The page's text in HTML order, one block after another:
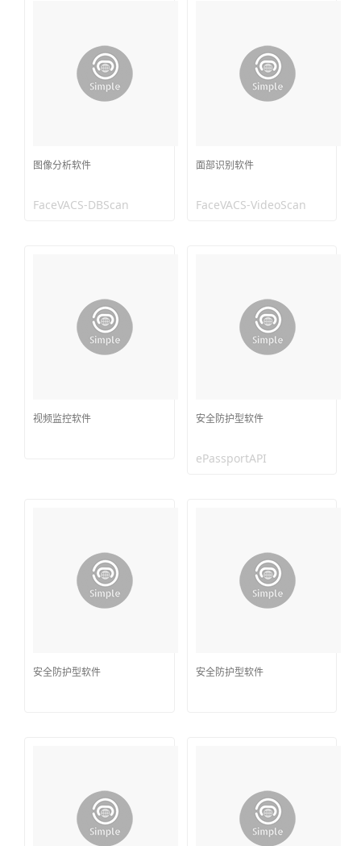
图像分析软件
FaceVACS-DBScan
面部识别软件
FaceVACS-VideoScan
视频监控软件 安全防护型软件
ePassportAPI
安全防护型软件 安全防护型软件